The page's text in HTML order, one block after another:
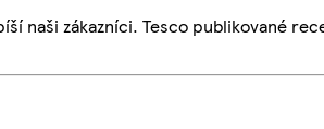
naši zákazníci. Tesco publikované